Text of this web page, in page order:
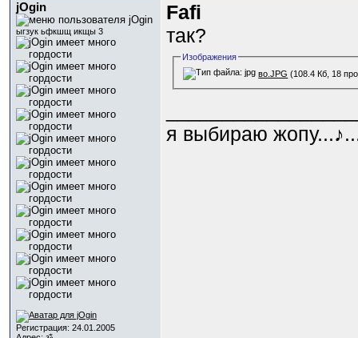
jOgin
ыгзук ьфкшщ икщы 3
Регистрация: 24.01.2005
Fafi
так?
Изображения
во.JPG (108.4 Кб, 18
я выбираю